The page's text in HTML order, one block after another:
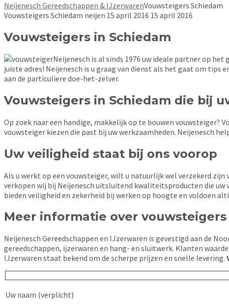
Neijenesch Gereedschappen & IJzerwarenVouwsteigers Schiedam
Vouwsteigers Schiedam neijen 15 april 2016 15 april 2016
Vouwsteigers in Schiedam
Neijenesch is al sinds 1976 uw ideale partner op
juiste adres! Neijenesch is u graag van dienst als het gaat om tips
aan de particuliere doe-het-zelver.
Vouwsteigers in Schiedam die bij
Op zoek naar een handige, makkelijk op te bouwen vouwsteiger?
vouwsteiger kiezen die past bij uw werkzaamheden. Neijenesch
Uw veiligheid staat bij ons voorop
Als u werkt op een vouwsteiger, wilt u natuurlijk wel verzekerd zijn
verkopen wij bij Neijenesch uitsluitend kwaliteitsproducten die uw
bieden veiligheid en zekerheid bij werken op hoogte en voldoen
Meer informatie over vouwsteigers
Neijenesch Gereedschappen en IJzerwaren is gevestigd aan de
gereedschappen, ijzerwaren en hang- en sluitwerk. Klanten
IJzerwaren staat bekend om de scherpe prijzen en snelle levering.
Uw naam (verplicht)